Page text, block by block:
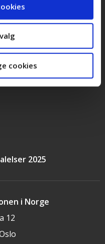
cookies
i Norge
12
2025